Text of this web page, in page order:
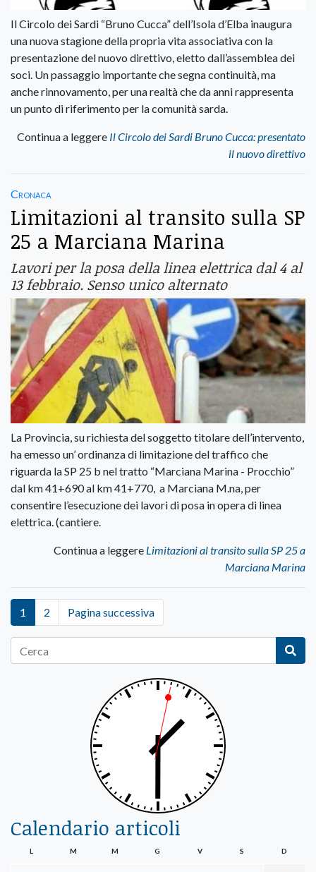
Il Circolo dei Sardi “Bruno Cucca” dell’Isola d’Elba inaugura
una nuova stagione della propria vita associativa con la
presentazione del nuovo direttivo, eletto dall’assemblea dei
soci. Un passaggio importante che segna continuità, ma
anche rinnovamento, per una realtà che da anni rappresenta
un punto di riferimento per la comunità sarda.
Continua a leggere Il Circolo dei Sardi Bruno Cucca: presentato
il nuovo direttivo
Cronaca
Limitazioni al transito sulla SP
25 a Marciana Marina
Lavori per la posa della linea elettrica dal 4 al
13 febbraio. Senso unico alternato
La Provincia, su richiesta del soggetto titolare dell’intervento,
ha emesso un’ ordinanza di limitazione del traffico che
riguarda la SP 25 b nel tratto “Marciana Marina - Procchio”
dal km 41+690 al km 41+770, a Marciana M.na, per
consentire l’esecuzione dei lavori di posa in opera di linea
elettrica. (cantiere.
Continua a leggere Limitazioni al transito sulla SP 25 a
Marciana Marina
1 2 Pagina successiva
Calendario articoli
L M M G V S D